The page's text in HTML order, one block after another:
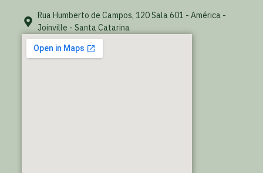
Rua Humberto de Campos, 120 Sala 601 - América -
Joinville - Santa Catarina